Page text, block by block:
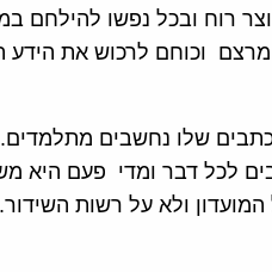
רוח ובכל נפשו להילחם
וכוחם לרכוש את הידע
שלו נחשבים
לכל דבר ומדי פעם היא
ולא על רשות השידור.